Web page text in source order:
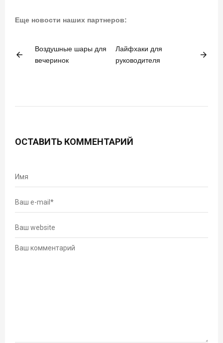
Еще новости наших партнеров:
arrow_back
Воздушные шары для
вечеринок
Лайфхаки для
руководителя
arrow_forward
ОСТАВИТЬ КОММЕНТАРИЙ